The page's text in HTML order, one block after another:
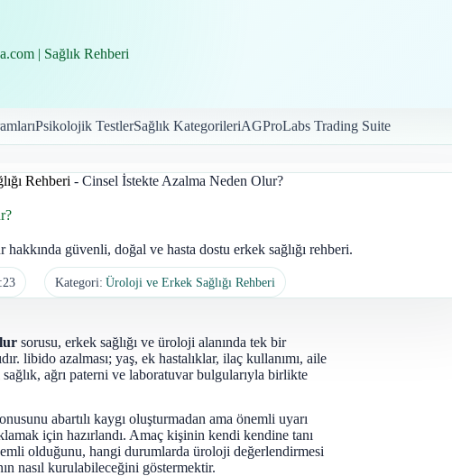
| Sağlık Rehberi
Psikolojik TestlerSağlık KategorileriAGProLabs Trading Suite
Rehberi - Cinsel İstekte Azalma Neden Olur?
güvenli, doğal ve hasta dostu erkek sağlığı rehberi.
Kategori: Üroloji ve Erkek Sağlığı Rehberi
sorusu, erkek sağlığı ve üroloji alanında tek bir
libido azalması; yaş, ek hastalıklar, ilaç kullanımı, aile
ağrı paterni ve laboratuvar bulgularıyla birlikte
abartılı kaygı oluşturmadan ama önemli uyarı
için hazırlandı. Amaç kişinin kendi kendine tanı
olduğunu, hangi durumlarda üroloji değerlendirmesi
nasıl kurulabileceğini göstermektir.